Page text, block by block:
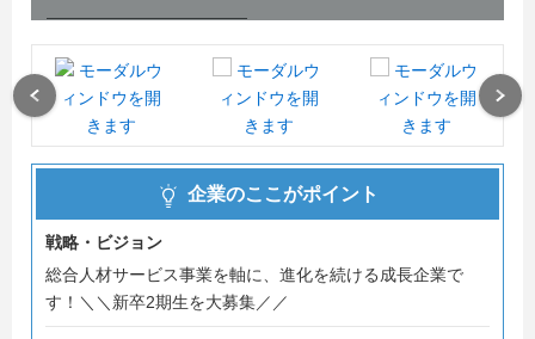
――――――――――――
会社の規模拡大、そして受け入れ体制の整備にともない、
2026卒から当社初の新卒採用を開始！
2期生もヨーイドンのスタートなので、社内の謎ルールに
縛られたり、わずらわしい人間関係に頭を悩ませたりする
意欲ある皆様からのエントリー、お待ちしております！
企業のここがポイント
戦略・ビジョン
総合人材サービス事業を軸に、進化を続ける成長企業で
す！＼＼新卒2期生を大募集／／